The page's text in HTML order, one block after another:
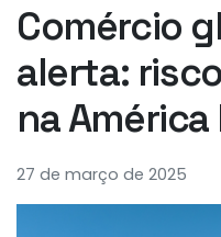
Comércio
alerta:
na
27 de março de 2025